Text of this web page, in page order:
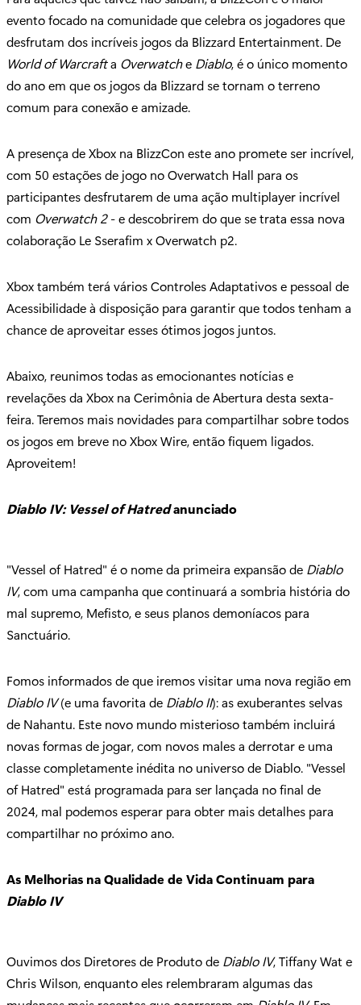
evento focado na comunidade que celebra os jogadores que
desfrutam dos incríveis jogos da Blizzard Entertainment. De
World of Warcrafta Overwatche Diablo, é o único momento
do ano em que os jogos da Blizzard se tornam o terreno
comum para conexão e amizade.
A presença de Xbox na BlizzCon este ano promete ser incrível,
com 50 estações de jogo no Overwatch Hall para os
participantes desfrutarem de uma ação multiplayer incrível
com Overwatch 2- e descobrirem do que se trata essa nova
colaboração Le Sserafim x Overwatch p2.
Xbox também terá vários Controles Adaptativos e pessoal de
Acessibilidade à disposição para garantir que todos tenham a
chance de aproveitar esses ótimos jogos juntos.
Abaixo, reunimos todas as emocionantes notícias e
revelações da Xbox na Cerimônia de Abertura desta sexta-
feira. Teremos mais novidades para compartilhar sobre todos
os jogos em breve no Xbox Wire, então fiquem ligados.
Aproveitem!
Diablo IV: Vessel of Hatredanunciado
"Vessel of Hatred" é o nome da primeira expansão de Diablo
IV, com uma campanha que continuará a sombria história do
mal supremo, Mefisto, e seus planos demoníacos para
Sanctuário.
Fomos informados de que iremos visitar uma nova região em
Diablo IV(e uma favorita de Diablo II): as exuberantes selvas
de Nahantu. Este novo mundo misterioso também incluirá
novas formas de jogar, com novos males a derrotar e uma
classe completamente inédita no universo de Diablo. "Vessel
of Hatred" está programada para ser lançada no final de
2024, mal podemos esperar para obter mais detalhes para
compartilhar no próximo ano.
As Melhorias na Qualidade de Vida Continuam para
Diablo IV
Ouvimos dos Diretores de Produto de Diablo IV, Tiffany Wat e
Chris Wilson, enquanto eles relembraram algumas das